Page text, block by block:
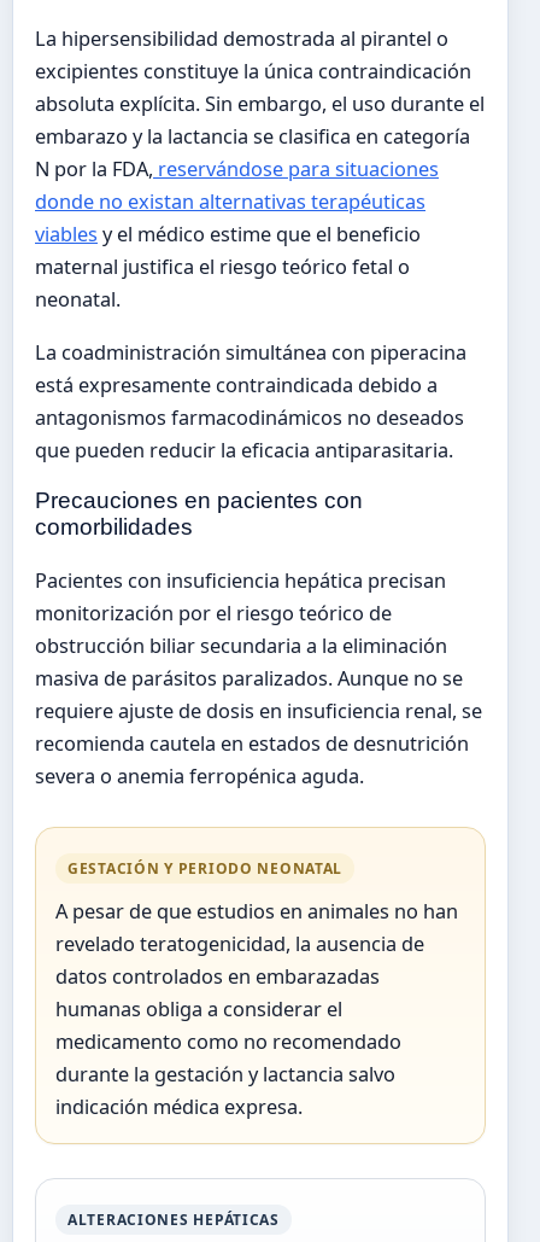
La hipersensibilidad demostrada al pirantel o
excipientes constituye la única contraindicación
absoluta explícita. Sin embargo, el uso durante el
embarazo y la lactancia se clasifica en categoría
N por la FDA, reservándose para situaciones
donde no existan alternativas terapéuticas
viables y el médico estime que el beneficio
maternal justifica el riesgo teórico fetal o
neonatal.
La coadministración simultánea con piperacina
está expresamente contraindicada debido a
antagonismos farmacodinámicos no deseados
que pueden reducir la eficacia antiparasitaria.
Precauciones en pacientes con
comorbilidades
Pacientes con insuficiencia hepática precisan
monitorización por el riesgo teórico de
obstrucción biliar secundaria a la eliminación
masiva de parásitos paralizados. Aunque no se
requiere ajuste de dosis en insuficiencia renal, se
recomienda cautela en estados de desnutrición
severa o anemia ferropénica aguda.
GESTACIÓN Y PERIODO NEONATAL
A pesar de que estudios en animales no han
revelado teratogenicidad, la ausencia de
datos controlados en embarazadas
humanas obliga a considerar el
medicamento como no recomendado
durante la gestación y lactancia salvo
indicación médica expresa.
ALTERACIONES HEPÁTICAS